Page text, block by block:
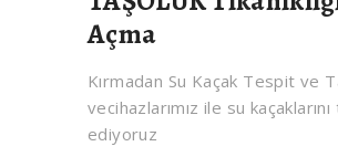
Açma
Kırmadan Su Kaçak Tespit ve
vecihazlarımız ile su
ediyoruz